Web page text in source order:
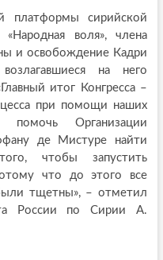
платформы сирийской
воля», члена
и освобождение Кадри
на него
итог Конгресса –
при помощи наших
Организации
де Мистуре найти
чтобы запустить
что до этого все
тщетны», – отметил
России по Сирии А.